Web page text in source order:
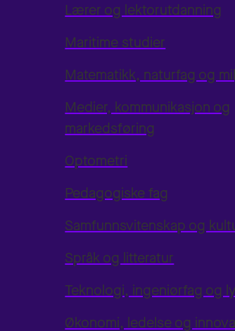
Lærer og lektorutdanning
Maritime studier
Matematikk, naturfag og
Medier, kommunikasjon og
markedsføring
Optometri
Pedagogiske fag
Samfunnsvitenskap og
Språk og litteratur
Teknologi, ingeniørfag og
Økonomi, ledelse og